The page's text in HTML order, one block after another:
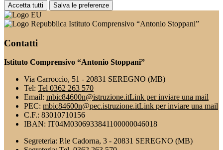
Accetta tutti Salva le preferenze
Istituto Comprensivo “Antonio Stoppani”
Contatti
Istituto Comprensivo “Antonio Stoppani”
Via Carroccio, 51 - 20831 SEREGNO (MB)
Tel: Tel 0362 263 570
Email: mbic84600n@istruzione.itLink per inviare una mail
PEC: mbic84600n@pec.istruzione.itLink per inviare una mail
C.F.: 83010710156
IBAN: IT04M0306933841100000046018
Segreteria: P.le Cadorna, 3 - 20831 SEREGNO (MB)